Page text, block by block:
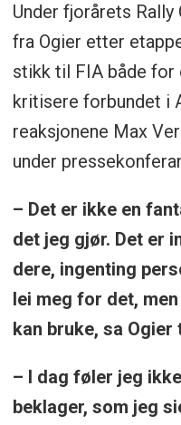
Under fjorårets
fra Ogier etter
stikk til FIA både for
kritisere forbundet i
reaksjonene Max
under
– Det er ikke en
det jeg gjør. Det er
dere, ingenting
lei meg for det,
kan bruke, sa Ogier
– I dag føler jeg
beklager, som jeg